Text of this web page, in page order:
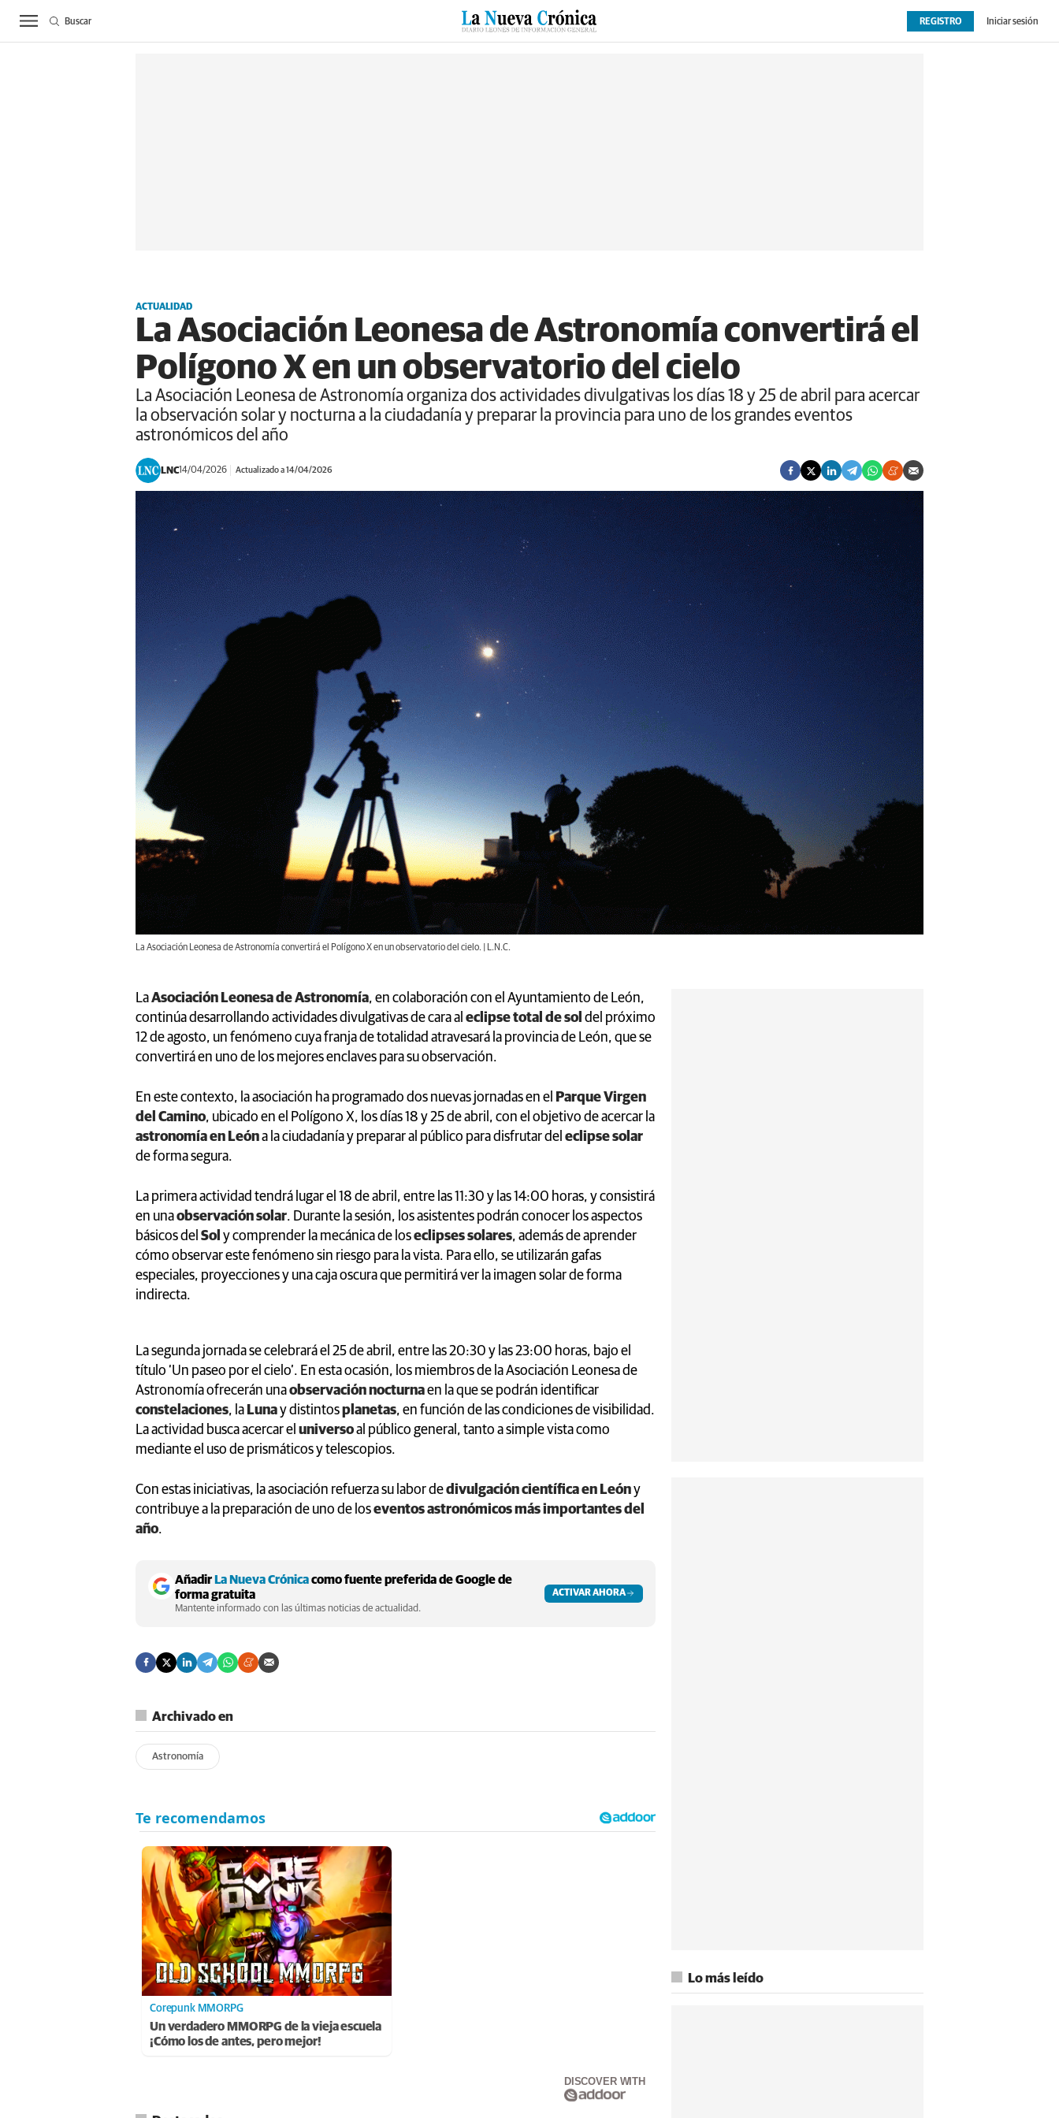
ACTUALIDAD BIERZO SUCESOS CULTURAS ESPECIALES DEPORTES OPINIÓN EXTRAS
REGISTRO Iniciar sesión
Buscar
ACTUALIDAD
La Asociación Leonesa de Astronomía convertirá el
Polígono X en un observatorio del cielo
La Asociación Leonesa de Astronomía organiza dos actividades divulgativas los días 18 y 25 de abril para acercar
la observación solar y nocturna a la ciudadanía y preparar la provincia para uno de los grandes eventos
astronómicos del año
LNC14/04/2026 Actualizado a 14/04/2026
La Asociación Leonesa de Astronomía convertirá el Polígono X en un observatorio del cielo. | L.N.C.
LaAsociación Leonesa de Astronomía, en colaboración con el Ayuntamiento de León,
continúa desarrollando actividades divulgativas de cara al eclipse total de sol del próximo
12 de agosto, un fenómeno cuya franja de totalidad atravesará la provincia de León, que se
convertirá en uno de los mejores enclaves para su observación.
En este contexto, la asociación ha programado dos nuevas jornadas en el
Parque Virgen
del Camino, ubicado en el Polígono X, los días 18 y 25 de abril, con el objetivo de acercar la
astronomía en Leóna la ciudadanía y preparar al público para disfrutar del eclipse solar
de forma segura.
La primera actividad tendrá lugar el 18 de abril, entre las 11:30 y las 14:00 horas, y consistirá
en unaobservación solar. Durante la sesión, los asistentes podrán conocer los aspectos
básicos del Sol y comprender la mecánica de loseclipses solares, además de aprender
cómo observar este fenómeno sin riesgo para la vista. Para ello, se utilizarán gafas
especiales, proyecciones y una caja oscura que permitirá ver la imagen solar de forma
indirecta.
La segunda jornada se celebrará el 25 de abril, entre las 20:30 y las 23:00 horas, bajo el
título ‘Un paseo por el cielo’. En esta ocasión, los miembros de la Asociación Leonesa de
Astronomía ofrecerán unaobservación nocturnaen la que se podrán identificar
constelaciones, la Lunay distintosplanetas, en función de las condiciones de visibilidad.
La actividad busca acercar el universoal público general, tanto a simple vista como
mediante el uso de prismáticos y telescopios.
Con estas iniciativas, la asociación refuerza su labor dedivulgación científica en Leóny
contribuye a la preparación de uno de loseventos astronómicos más importantes del
año.
AñadirLa Nueva Crónicacomo fuente preferida de Google de
forma gratuita
Mantente informado con las últimas noticias de actualidad.
ACTIVAR AHORA
Archivado en
Astronomía
Corepunk MMORPG
Un verdadero MMORPG de la vieja escuela
¡Cómo los de antes, pero mejor!
DISCOVER WITH
Lo más leído